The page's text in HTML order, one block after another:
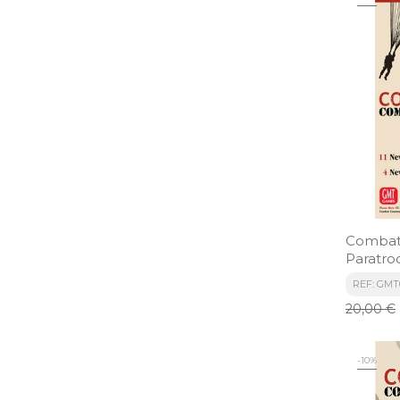
Combat
REF:
Precio
20,00 €
-10%